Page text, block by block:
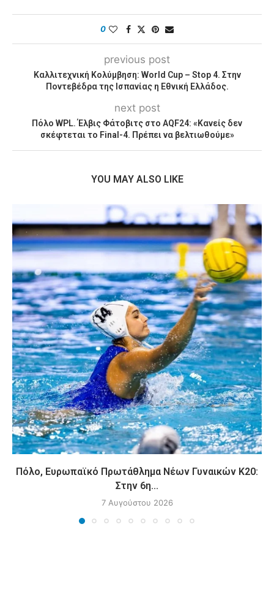
0
previous post
Καλλιτεχνική Κολύμβηση: World Cup – Stop 4. Στην
Ποντεβέδρα της Ισπανίας η Εθνική Ελλάδος.
next post
Πόλο WPL. Έλβις Φάτοβιτς στο AQF24: «Κανείς δεν
σκέφτεται το Final-4. Πρέπει να βελτιωθούμε»
YOU MAY ALSO LIKE
Πόλο, Ευρωπαϊκό Πρωτάθλημα Νέων Γυναικών Κ20:
Στην 6η...
7 Αυγούστου 2026